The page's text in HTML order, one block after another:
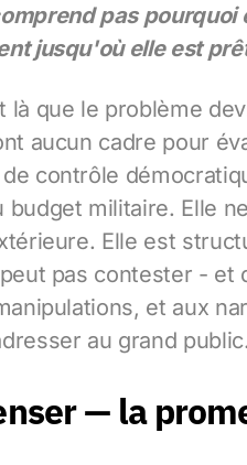
pas pourquoi
jusqu'où elle est
là que le problème
aucun cadre pour
contrôle
budget militaire. Elle
Elle est
pas contester - et
et aux
au grand public.
— la